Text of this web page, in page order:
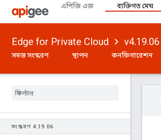
এপিজি এজ ব্যক্তিগত মেঘ
Edge for Private Cloud v4.19.06
সমস্ত সংস্করণ স্থাপন কনফিগারেশন
সংস্করণ 4.19.06